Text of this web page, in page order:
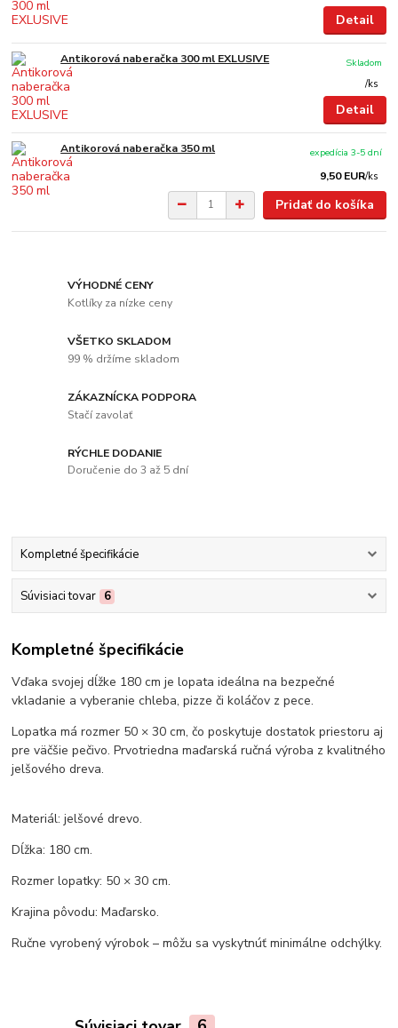
Detail
Antikorová naberačka 300 ml EXLUSIVE
/ks
Skladom
Detail
Antikorová naberačka 350 ml
9,50 EUR/ks
expedícia 3-5 dní
Pridať do košíka
VÝHODNÉ CENY
Kotlíky za nízke ceny
VŠETKO SKLADOM
99 % držíme skladom
ZÁKAZNÍCKA PODPORA
Stačí zavolať
RÝCHLE DODANIE
Doručenie do 3 až 5 dní
Kompletné špecifikácie
Súvisiaci tovar 6
Kompletné špecifikácie
Vďaka svojej dĺžke 180 cm je lopata ideálna na bezpečné
vkladanie a vyberanie chleba, pizze či koláčov z pece.
Lopatka má rozmer 50 × 30 cm, čo poskytuje dostatok priestoru aj
pre väčšie pečivo. Prvotriedna maďarská ručná výroba z kvalitného
jelšového dreva.
Materiál: jelšové drevo.
Dĺžka: 180 cm.
Rozmer lopatky: 50 × 30 cm.
Krajina pôvodu: Maďarsko.
Ručne vyrobený výrobok – môžu sa vyskytnúť minimálne odchýlky.